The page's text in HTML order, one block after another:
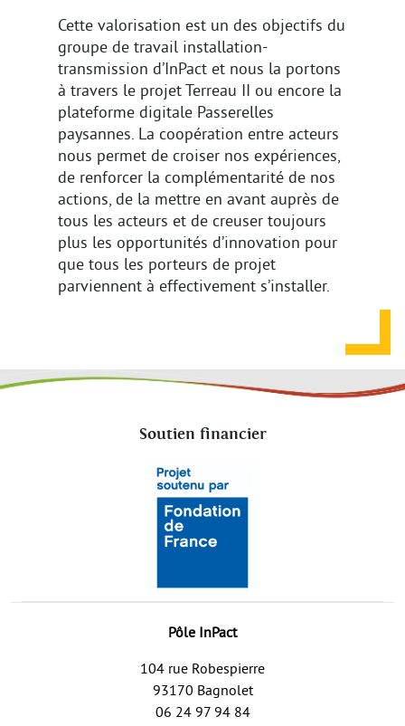
Cette valorisation est un des objectifs du
groupe de travail installation-
transmission d’InPact et nous la portons
à travers le projet Terreau II ou encore la
plateforme digitale Passerelles
paysannes. La coopération entre acteurs
nous permet de croiser nos expériences,
de renforcer la complémentarité de nos
actions, de la mettre en avant auprès de
tous les acteurs et de creuser toujours
plus les opportunités d’innovation pour
que tous les porteurs de projet
parviennent à effectivement s’installer.
Soutien financier
Pôle InPact
104 rue Robespierre
93170 Bagnolet
06 24 97 94 84